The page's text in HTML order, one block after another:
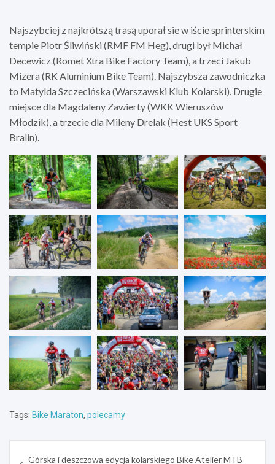
Najszybciej z najkrótszą trasą uporał sie w iście sprinterskim
tempie Piotr Śliwiński (RMF FM Heg), drugi był Michał
Decewicz (Romet Xtra Bike Factory Team), a trzeci Jakub
Mizera (RK Aluminium Bike Team). Najszybsza zawodniczka
to Matylda Szczecińska (Warszawski Klub Kolarski). Drugie
miejsce dla Magdaleny Zawierty (WKK Wieruszów
Młodzik), a trzecie dla Mileny Drelak (Hest UKS Sport
Bralin).
Tags: Bike Maraton, polecamy
Górska i deszczowa edycja kolarskiego Bike Atelier MTB